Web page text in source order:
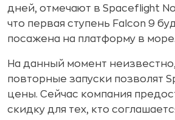
дней, отмечают в Spaceflight
что первая ступень Falcon 9
посажена на платформу в море.
На данный момент
повторные запуски позволят
цены. Сейчас компания
скидку для тех, кто